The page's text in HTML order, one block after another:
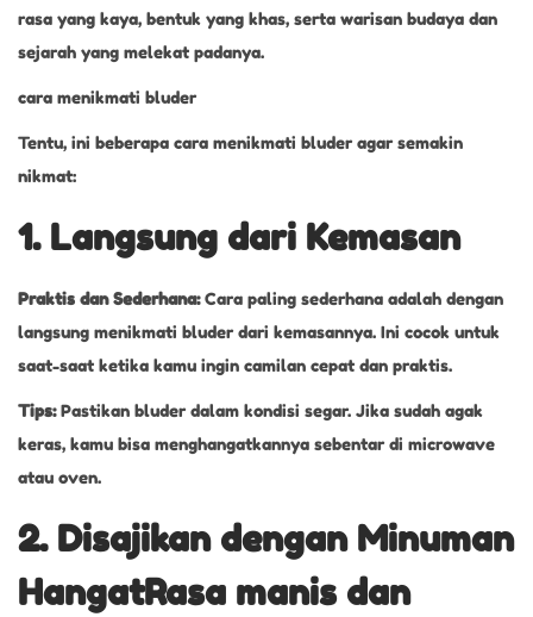
rasa yang kaya, bentuk yang khas, serta warisan budaya dan
sejarah yang melekat padanya.
cara menikmati bluder
Tentu, ini beberapa cara menikmati bluder agar semakin
nikmat:
1. Langsung dari Kemasan
Praktis dan Sederhana:Cara paling sederhana adalah dengan
langsung menikmati bluder dari kemasannya. Ini cocok untuk
saat-saat ketika kamu ingin camilan cepat dan praktis.
Tips:Pastikan bluder dalam kondisi segar. Jika sudah agak
keras, kamu bisa menghangatkannya sebentar di microwave
atau oven.
2. Disajikan dengan Minuman
HangatRasa manis dan